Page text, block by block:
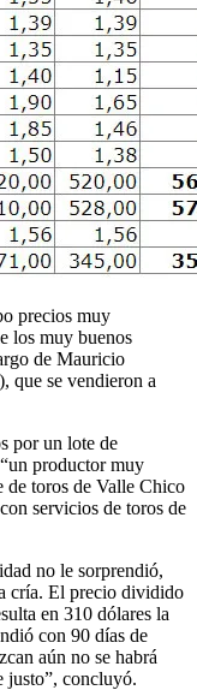
precios muy
los muy buenos
de Mauricio
que se vendieron a
por un lote de
productor muy
de toros de Valle Chico
servicios de toros de
no le sorprendió,
cría. El precio dividido
en 310 dólares la
con 90 días de
aún no se habrá
justo”, concluyó.